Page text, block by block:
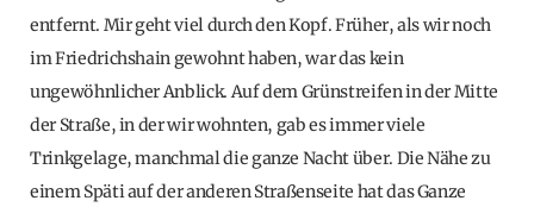
entfernt. Mir geht viel durch den Kopf. Früher, als wir noch
im Friedrichshain gewohnt haben, war das kein
ungewöhnlicher Anblick. Auf dem Grünstreifen in der Mitte
der Straße, in der wir wohnten, gab es immer viele
Trinkgelage, manchmal die ganze Nacht über. Die Nähe zu
einem Späti auf der anderen Straßenseite hat das Ganze